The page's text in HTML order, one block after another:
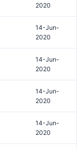
2020
14-Jun-
2020
14-Jun-
2020
14-Jun-
2020
14-Jun-
2020